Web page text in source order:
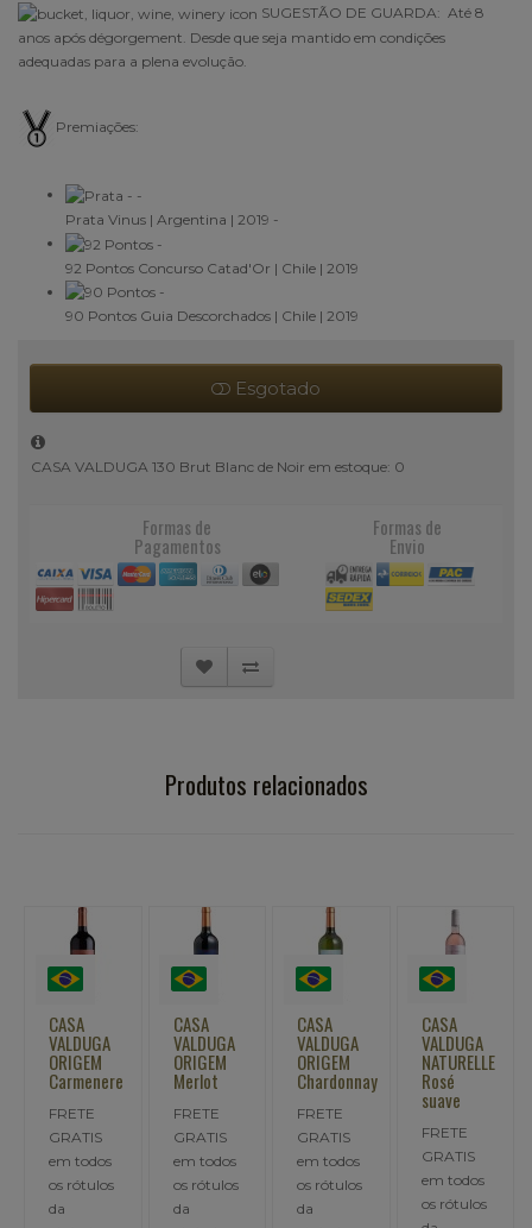
SUGESTÃO DE GUARDA: Até 8
anos após dégorgement. Desde que seja mantido em condições
adequadas para a plena evolução.
Premiações:
Prata Vinus | Argentina | 2019 -
92 Pontos Concurso Catad'Or | Chile | 2019
90 Pontos Guia Descorchados | Chile | 2019
Esgotado
CASA VALDUGA 130 Brut Blanc de Noir em estoque: 0
Formas de
Pagamentos
Formas de
Envio
Produtos relacionados
CASA
VALDUGA
ORIGEM
Carmenere
FRETE
GRATIS
em todos
os rótulos
da
CASA
VALDUGA
ORIGEM
Merlot
FRETE
GRATIS
em todos
os rótulos
da
CASA
VALDUGA
ORIGEM
Chardonnay
FRETE
GRATIS
em todos
os rótulos
da
CASA
VALDUGA
NATURELLE
Rosé
suave
FRETE
GRATIS
em todos
os rótulos